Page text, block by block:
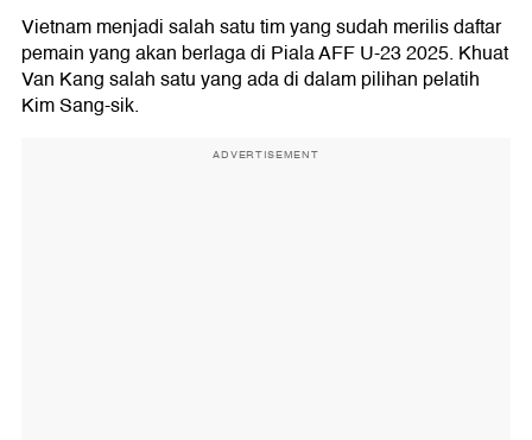
Vietnam menjadi salah satu tim yang sudah merilis daftar
pemain yang akan berlaga di Piala AFF U-23 2025. Khuat
Van Kang salah satu yang ada di dalam pilihan pelatih
Kim Sang-sik.
ADVERTISEMENT